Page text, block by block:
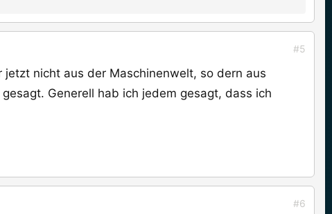
#5
nicht aus der Maschinenwelt, so dern aus
Generell hab ich jedem gesagt, dass ich
#6